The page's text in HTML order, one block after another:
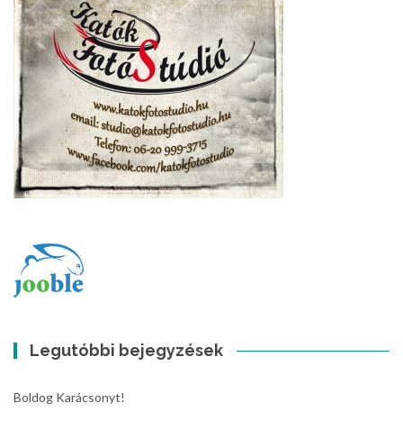
Legutóbbi bejegyzések
Boldog Karácsonyt!